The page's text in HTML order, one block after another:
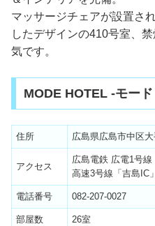
マッサージチェアが設置さ
したデザインの410号室、
気です。
MODE HOTEL -モー
住所 広島県広島市中区
アクセス
広島電鉄 広電1号
高速3号線「吉島IC
電話番号 082-207-0027
部屋数 26室